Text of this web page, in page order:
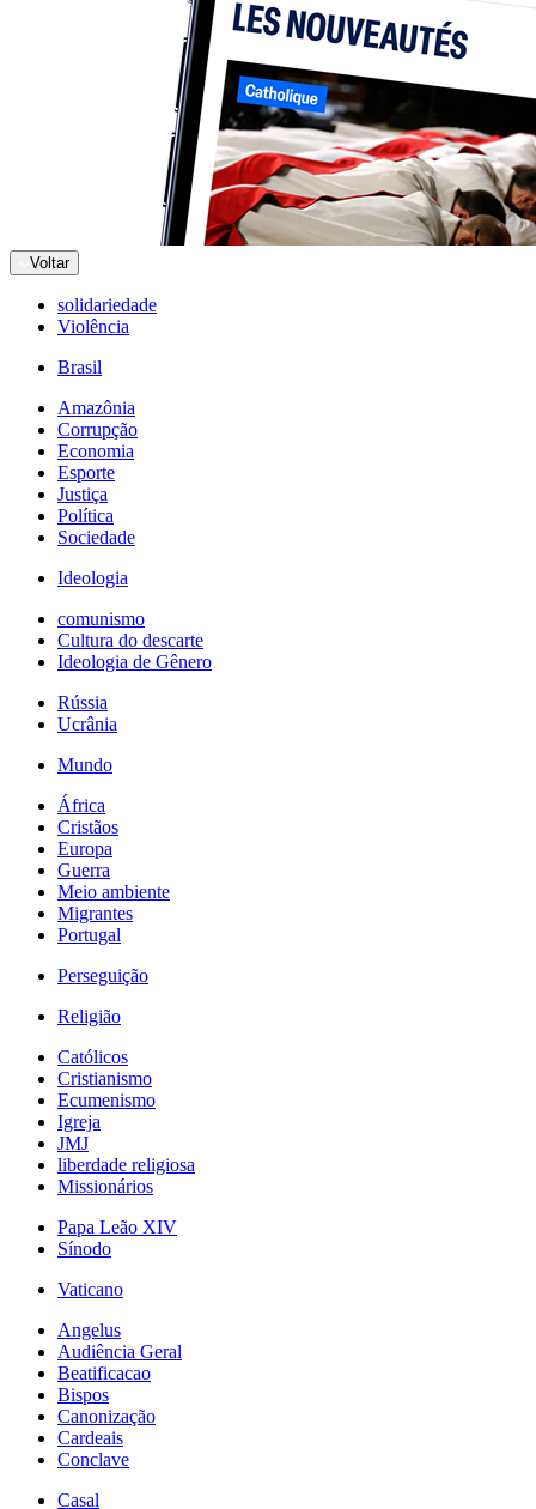
Voltar
solidariedade
Violência
Brasil
Amazônia
Corrupção
Economia
Esporte
Justiça
Política
Sociedade
Ideologia
comunismo
Cultura do descarte
Ideologia de Gênero
Rússia
Ucrânia
Mundo
África
Cristãos
Europa
Guerra
Meio ambiente
Migrantes
Portugal
Perseguição
Religião
Católicos
Cristianismo
Ecumenismo
Igreja
JMJ
liberdade religiosa
Missionários
Papa Leão XIV
Sínodo
Vaticano
Angelus
Audiência Geral
Beatificacao
Bispos
Canonização
Cardeais
Conclave
Casal